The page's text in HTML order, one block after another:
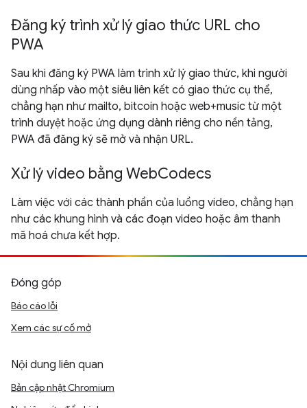
Đăng ký trình xử lý giao thức URL cho
PWA
Sau khi đăng ký PWA làm trình xử lý giao thức, khi người
dùng nhấp vào một siêu liên kết có giao thức cụ thể,
chẳng hạn như mailto, bitcoin hoặc web+music từ một
trình duyệt hoặc ứng dụng dành riêng cho nền tảng,
PWA đã đăng ký sẽ mở và nhận URL.
Xử lý video bằng WebCodecs
Làm việc với các thành phần của luồng video, chẳng hạn
như các khung hình và các đoạn video hoặc âm thanh
mã hoá chưa kết hợp.
Đóng góp
Báo cáo lỗi
Xem các sự cố mở
Nội dung liên quan
Bản cập nhật Chromium